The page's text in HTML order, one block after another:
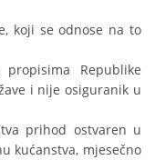
koji se odnose na to
Republike
i nije osiguranik u
prihod ostvaren u
kućanstva, mjesečno